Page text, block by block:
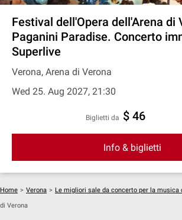
Festival dell'Opera dell'Arena di
Paganini Paradise. Concerto
Superlive
Verona, Arena di Verona
Wed 25. Aug 2027, 21:30
Biglietti da $ 46
Info & biglietti
Home > Verona > Le migliori sale da concerto per la musica
di Verona